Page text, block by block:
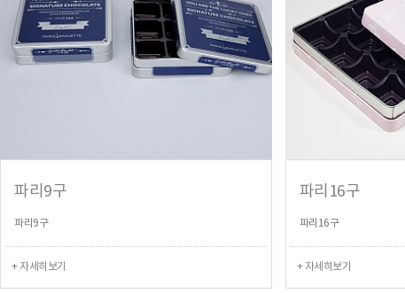
파리9구
파리9구
+ 자세히보기
파리16구
파리16구
+ 자세히보기